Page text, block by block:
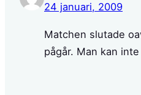
24 januari, 2009
Matchen slutade
pågår. Man kan